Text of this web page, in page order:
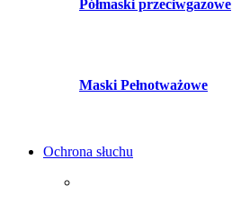
Półmaski przeciwgazowe
Maski Pełnotważowe
Ochrona słuchu